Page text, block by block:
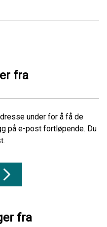
fra
under for å få de
på e-post fortløpende. Du
fra